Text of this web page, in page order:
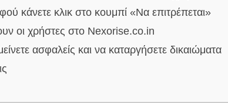
κάνετε κλικ στο κουμπί «Να επιτρέπεται»
οι χρήστες στο Nexorise.co.in
ασφαλείς και να καταργήσετε δικαιώματα